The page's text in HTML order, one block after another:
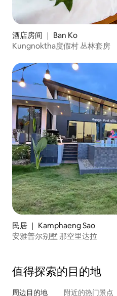
酒店房间 ｜ Ban Ko
Kungnoktha度假村 丛林套房
民居 ｜ Kamphaeng Sao
安雅普尔别墅 那空里达拉​
值得探索的目的地
周边目的地 附近的热门景点